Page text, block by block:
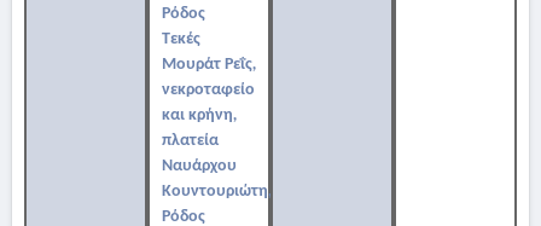
Ρόδος
Τεκές
Μουράτ Ρεΐς,
νεκροταφείο
και κρήνη,
πλατεία
Ναυάρχου
Κουντουριώτη,
Ρόδος